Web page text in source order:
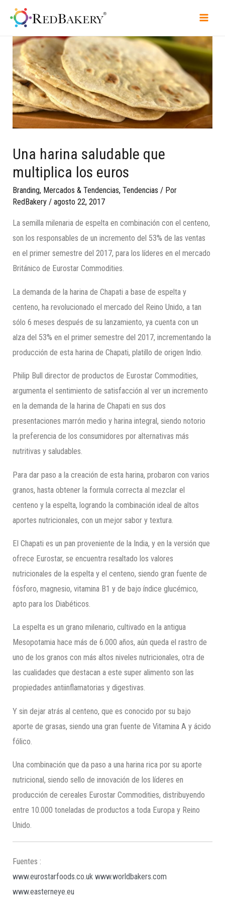
Una harina saludable que
multiplica los euros
Branding, Mercados & Tendencias,Tendencias / Por
RedBakery /agosto 22, 2017
La semilla milenaria de espelta en combinación con el centeno,
son los responsables de un incremento del 53% de las ventas
en el primer semestre del 2017, para los líderes en el mercado
Británico de Eurostar Commodities.
La demanda de la harina de Chapati a base de espelta y
centeno, ha revolucionado el mercado del Reino Unido, a tan
sólo 6 meses después de su lanzamiento, ya cuenta con un
alza del 53% en el primer semestre del 2017, incrementando la
producción de esta harina de Chapati, platillo de origen Indio.
Philip Bull director de productos de Eurostar Commodities,
argumenta el sentimiento de satisfacción al ver un incremento
en la demanda de la harina de Chapati en sus dos
presentaciones marrón medio y harina integral, siendo notorio
la preferencia de los consumidores por alternativas más
nutritivas y saludables.
Para dar paso a la creación de esta harina, probaron con varios
granos, hasta obtener la formula correcta al mezclar el
centeno y la espelta, logrando la combinación ideal de altos
aportes nutricionales, con un mejor sabor y textura.
El Chapati es un pan proveniente de la India, y en la versión que
ofrece Eurostar, se encuentra resaltado los valores
nutricionales de la espelta y el centeno, siendo gran fuente de
fósforo, magnesio, vitamina B1 y de bajo índice glucémico,
apto para los Diabéticos.
La espelta es un grano milenario, cultivado en la antigua
Mesopotamia hace más de 6.000 años, aún queda el rastro de
uno de los granos con más altos niveles nutricionales, otra de
las cualidades que destacan a este super alimento son las
propiedades antiinflamatorias y digestivas.
Y sin dejar atrás al centeno, que es conocido por su bajo
aporte de grasas, siendo una gran fuente de Vitamina A y ácido
fólico.
Una combinación que da paso a una harina rica por su aporte
nutricional, siendo sello de innovación de los líderes en
producción de cereales Eurostar Commodities, distribuyendo
entre 10.000 toneladas de productos a toda Europa y Reino
Unido.
Fuentes :
www.eurostarfoods.co.uk www.worldbakers.com
www.easterneye.eu